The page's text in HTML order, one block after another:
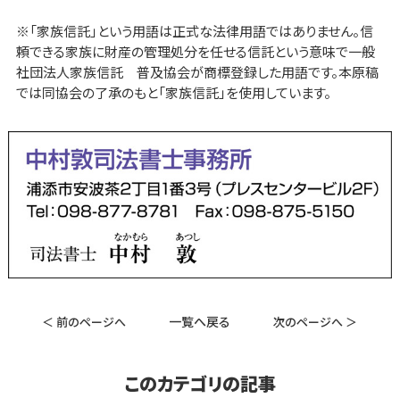
※「家族信託」という用語は正式な法律用語ではありません。信
頼できる家族に財産の管理処分を任せる信託という意味で一般
社団法人家族信託 普及協会が商標登録した用語です。本原稿
では同協会の了承のもと「家族信託」を使用しています。
＜ 前のページへ 一覧へ戻る 次のページへ ＞
このカテゴリの記事